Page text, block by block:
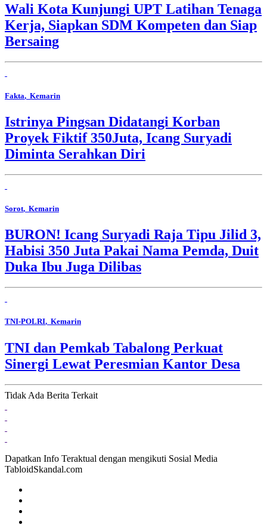
Wali Kota Kunjungi UPT Latihan Tenaga
Kerja, Siapkan SDM Kompeten dan Siap
Bersaing
Fakta, Kemarin
Istrinya Pingsan Didatangi Korban
Proyek Fiktif 350Juta, Icang Suryadi
Diminta Serahkan Diri
Sorot, Kemarin
BURON! Icang Suryadi Raja Tipu Jilid 3,
Habisi 350 Juta Pakai Nama Pemda, Duit
Duka Ibu Juga Dilibas
TNI-POLRI, Kemarin
TNI dan Pemkab Tabalong Perkuat
Sinergi Lewat Peresmian Kantor Desa
Tidak Ada Berita Terkait
Dapatkan Info Teraktual dengan mengikuti Sosial Media
TabloidSkandal.com